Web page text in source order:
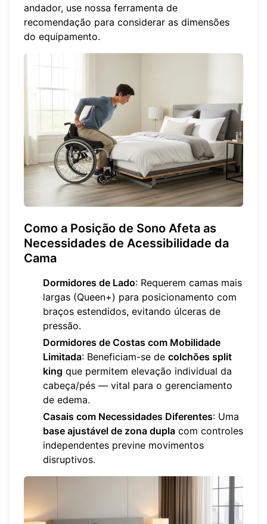
andador, use nossa ferramenta de
recomendação para considerar as dimensões
do equipamento.
Como a Posição de Sono Afeta as
Necessidades de Acessibilidade da
Cama
Dormidores de Lado: Requerem camas mais
largas (Queen+) para posicionamento com
braços estendidos, evitando úlceras de
pressão.
Dormidores de Costas com Mobilidade
Limitada: Beneficiam-se de colchões split
king que permitem elevação individual da
cabeça/pés — vital para o gerenciamento
de edema.
Casais com Necessidades Diferentes: Uma
base ajustável de zona dupla com controles
independentes previne movimentos
disruptivos.